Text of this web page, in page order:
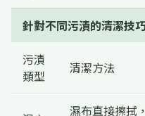
針對不同污漬的清潔技
污漬
類型
清潔方法
濕布直接擦拭